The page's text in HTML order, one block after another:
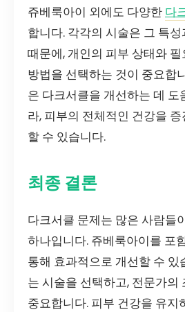
쥬베룩아이 외에도 다양한 다
합니다. 각각의 시술은 그 특
때문에, 개인의 피부 상태와
방법을 선택하는 것이 중요합
은 다크서클을 개선하는 데 도
라, 피부의 전체적인 건강을
할 수 있습니다.
최종 결론
다크서클 문제는 많은 사람들
하나입니다. 쥬베룩아이를 포
통해 효과적으로 개선할 수 있
는 시술을 선택하고, 전문가의
중요합니다. 피부 건강을 유지